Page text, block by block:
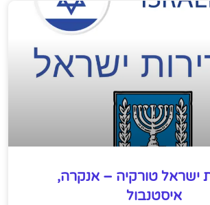
ישראל טורקיה – אנקרה,
איסטנבול